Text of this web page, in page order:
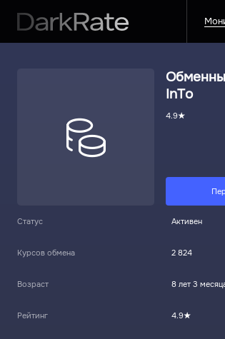
InTo
4.9
Статус Активен
Курсов обмена 2 824
Возраст 8 лет 3
Рейтинг 4.9